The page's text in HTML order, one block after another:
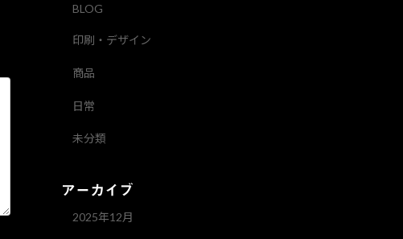
BLOG
印刷・デザイン
商品
日常
未分類
アーカイブ
2025年12月